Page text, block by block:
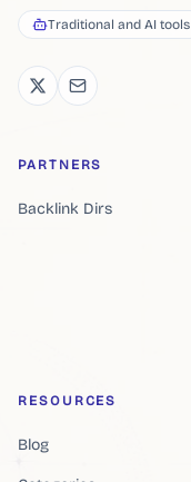
Traditional and AI tools
PARTNERS
Backlink Dirs
RESOURCES
Blog